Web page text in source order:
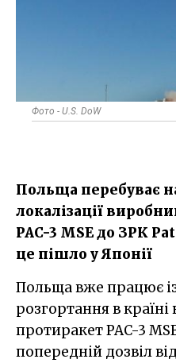
Фото - U.S. DoW
Польща перебуває
локалізації
PAC-3 MSE до ЗРК
це пішло у Японії
Польща вже працює із США у напрямку
розгортання в
протиракет PAC-3
попередній дозвіл